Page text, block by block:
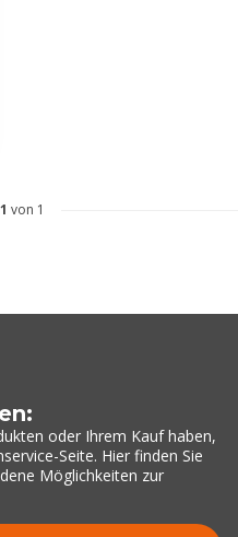
1 von 1
oder Ihrem Kauf haben,
Seite. Hier finden Sie
Möglichkeiten zur